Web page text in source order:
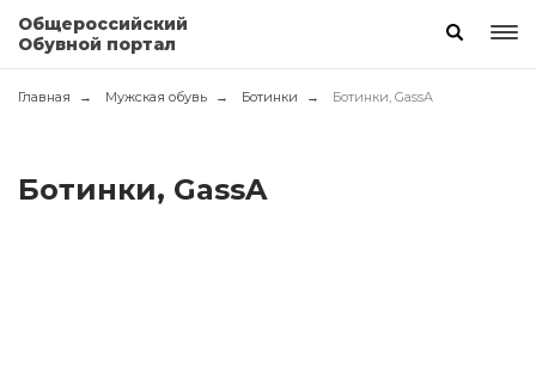
Общероссийский
Обувной портал
Главная Мужская обувь Ботинки Ботинки, GassA
Ботинки, GassA